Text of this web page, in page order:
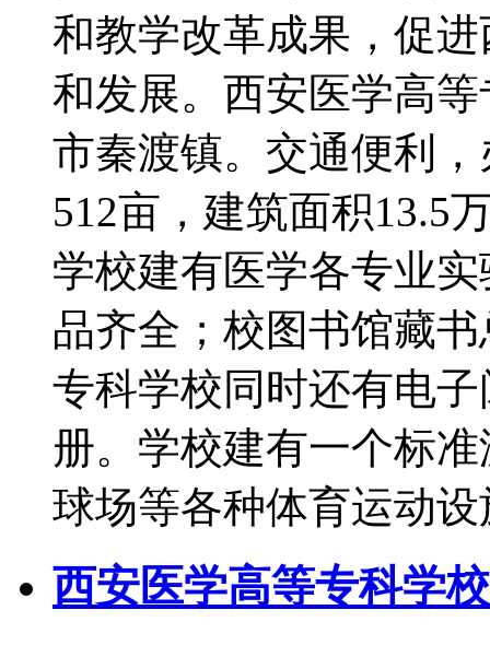
和教学改革成果，促
和发展。西安医学高
市秦渡镇。交通便利
512亩，建筑面积13.5
学校建有医学各专业
品齐全；校图书馆藏
专科学校同时还有电
册。学校建有一个标
球场等各种体育运动设
西安医学高等专科学